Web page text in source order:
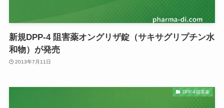
新規DPP-4 阻害薬オングリザ錠（サキサグリプチン水
和物）が発売
2013年7月11日
DPP-4阻害薬